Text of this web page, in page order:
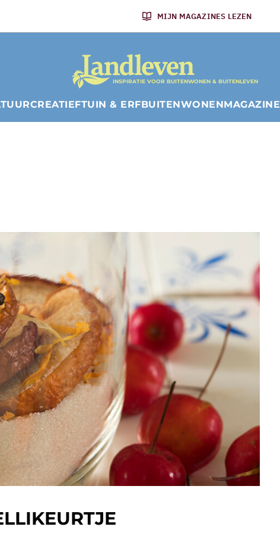
MIJN MAGAZINES LEZEN
INSPIRATIE VOOR BUITENWONEN & BUITENLEVEN
CREATIEFTUIN & ERFBUITENWONENMAGAZINE